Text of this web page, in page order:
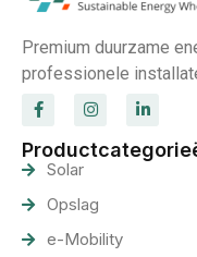
Premium duurzame
professionele
Solar
Opslag
e-Mobility